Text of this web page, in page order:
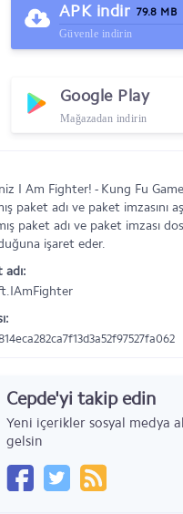
APK indir 79.8 MB
Güvenle indirin
Google Play
Mağazadan indirin
I Am Fighter! - Kung Fu
paket adı ve paket imzasını
paket adı ve paket imzası
işaret eder.
Cepde'yi takip edin
Yeni içerikler sosyal medya
gelsin